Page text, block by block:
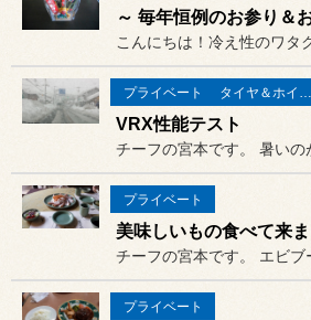
プライベート タイヤ＆ホイール
VRX性能テスト
チーフの宮本です。 暑いの
プライベート
美味しいもの食べて来
プライベート